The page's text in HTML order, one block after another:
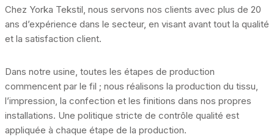
Chez Yorka Tekstil, nous servons nos clients avec plus de 20
ans d’expérience dans le secteur, en visant avant tout la qualité
et la satisfaction client.
Dans notre usine, toutes les étapes de production
commencent par le fil ; nous réalisons la production du tissu,
l’impression, la confection et les finitions dans nos propres
installations. Une politique stricte de contrôle qualité est
appliquée à chaque étape de la production.